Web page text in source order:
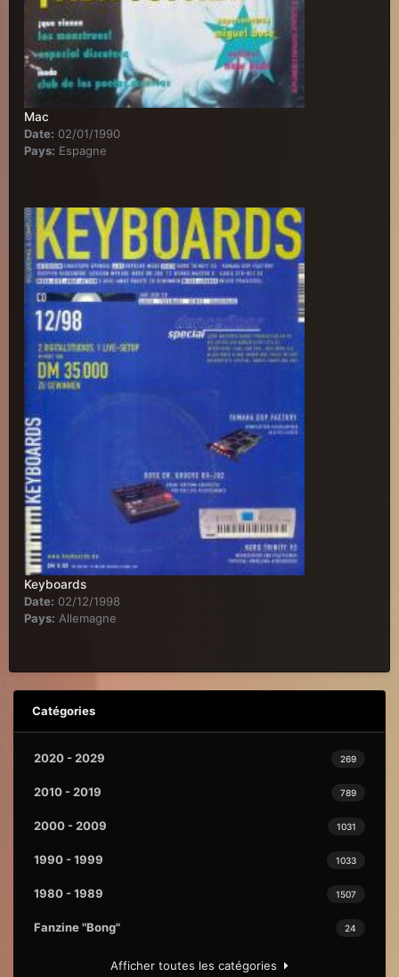
Mac
Date: 02/01/1990
Pays: Espagne
Keyboards
Date: 02/12/1998
Pays: Allemagne
Catégories
269
2020 - 2029
789
2010 - 2019
1031
2000 - 2009
1033
1990 - 1999
1507
1980 - 1989
24
Fanzine "Bong"
Afficher toutes les catégories